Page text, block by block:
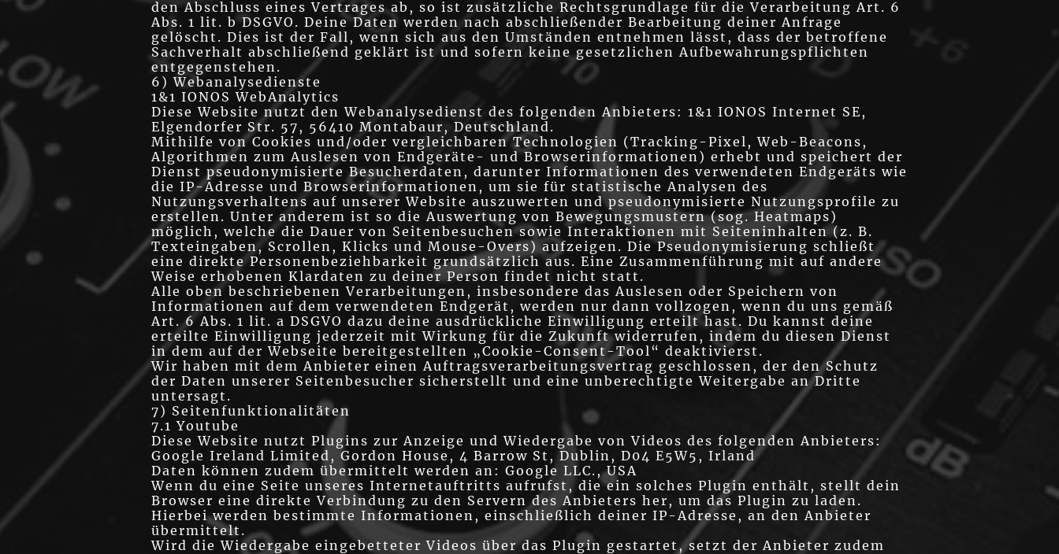
den Abschluss eines Vertrages ab, so ist zusätzliche Rechtsgrundlage für die Verarbeitung Art. 6
Abs. 1 lit. b DSGVO. Deine Daten werden nach abschließender Bearbeitung deiner Anfrage
gelöscht. Dies ist der Fall, wenn sich aus den Umständen entnehmen lässt, dass der betroffene
Sachverhalt abschließend geklärt ist und sofern keine gesetzlichen Aufbewahrungspflichten
entgegenstehen.
6) Webanalysedienste
1&1 IONOS WebAnalytics
Diese Website nutzt den Webanalysedienst des folgenden Anbieters: 1&1 IONOS Internet SE,
Elgendorfer Str. 57, 56410 Montabaur, Deutschland.
Mithilfe von Cookies und/oder vergleichbaren Technologien (Tracking-Pixel, Web-Beacons,
Algorithmen zum Auslesen von Endgeräte- und Browserinformationen) erhebt und speichert der
Dienst pseudonymisierte Besucherdaten, darunter Informationen des verwendeten Endgeräts wie
die IP-Adresse und Browserinformationen, um sie für statistische Analysen des
Nutzungsverhaltens auf unserer Website auszuwerten und pseudonymisierte Nutzungsprofile zu
erstellen. Unter anderem ist so die Auswertung von Bewegungsmustern (sog. Heatmaps)
möglich, welche die Dauer von Seitenbesuchen sowie Interaktionen mit Seiteninhalten (z. B.
Texteingaben, Scrollen, Klicks und Mouse-Overs) aufzeigen. Die Pseudonymisierung schließt
eine direkte Personenbeziehbarkeit grundsätzlich aus. Eine Zusammenführung mit auf andere
Weise erhobenen Klardaten zu deiner Person findet nicht statt.
Alle oben beschriebenen Verarbeitungen, insbesondere das Auslesen oder Speichern von
Informationen auf dem verwendeten Endgerät, werden nur dann vollzogen, wenn du uns gemäß
Art. 6 Abs. 1 lit. a DSGVO dazu deine ausdrückliche Einwilligung erteilt hast. Du kannst deine
erteilte Einwilligung jederzeit mit Wirkung für die Zukunft widerrufen, indem du diesen Dienst
in dem auf der Webseite bereitgestellten „Cookie-Consent-Tool“ deaktivierst.
Wir haben mit dem Anbieter einen Auftragsverarbeitungsvertrag geschlossen, der den Schutz
der Daten unserer Seitenbesucher sicherstellt und eine unberechtigte Weitergabe an Dritte
untersagt.
7) Seitenfunktionalitäten
7.1 Youtube
Diese Website nutzt Plugins zur Anzeige und Wiedergabe von Videos des folgenden Anbieters:
Google Ireland Limited, Gordon House, 4 Barrow St, Dublin, D04 E5W5, Irland
Daten können zudem übermittelt werden an: Google LLC., USA
Wenn du eine Seite unseres Internetauftritts aufrufst, die ein solches Plugin enthält, stellt dein
Browser eine direkte Verbindung zu den Servern des Anbieters her, um das Plugin zu laden.
Hierbei werden bestimmte Informationen, einschließlich deiner IP-Adresse, an den Anbieter
übermittelt.
Wird die Wiedergabe eingebetteter Videos über das Plugin gestartet, setzt der Anbieter zudem